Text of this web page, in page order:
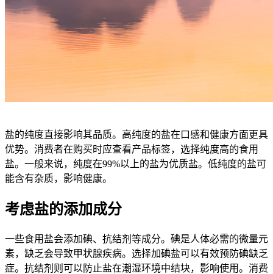
盐的纯度直接影响其品质。高纯度的盐在口感和健康方面更具
优势。消费者在购买时应查看产品标签，选择纯度高的食用
盐。一般来说，纯度在99%以上的盐为优质盐。低纯度的盐可
能含有杂质，影响健康。
考虑盐的添加成分
一些食用盐会添加碘、抗结剂等成分。碘是人体必需的微量元
素，缺乏会导致甲状腺疾病。选择加碘盐可以有效预防碘缺乏
症。抗结剂则可以防止盐在潮湿环境中结块，影响使用。消费